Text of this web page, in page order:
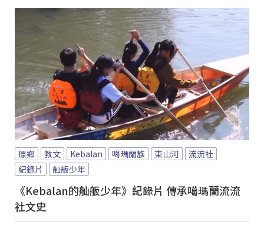
原鄉 教文 Kebalan 噶瑪蘭族 東山河
流流社
紀錄片
舢舨少年
《Kebalan的舢舨少年》紀錄片 傳承噶瑪蘭流流
社文史